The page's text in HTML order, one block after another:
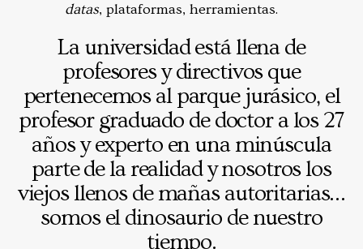
datas, plataformas, herramientas.
La universidad está llena de
profesores y directivos que
pertenecemos al parque jurásico, el
profesor graduado de doctor a los 27
años y experto en una minúscula
parte de la realidad y nosotros los
viejos llenos de mañas autoritarias…
somos el dinosaurio de nuestro
tiempo.